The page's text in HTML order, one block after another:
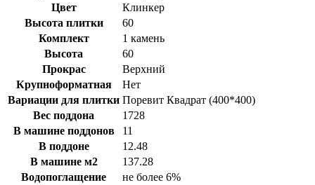
Цвет
Клинкер
Высота плитки
60
Комплект
1 камень
Высота
60
Прокрас
Верхний
Крупноформатная
Нет
Вариации для плитки Поревит Квадрат (400*400)
Вес поддона
1728
В машине поддонов
11
В поддоне
12.48
В машине м2
137.28
Водопоглащение
не более 6%